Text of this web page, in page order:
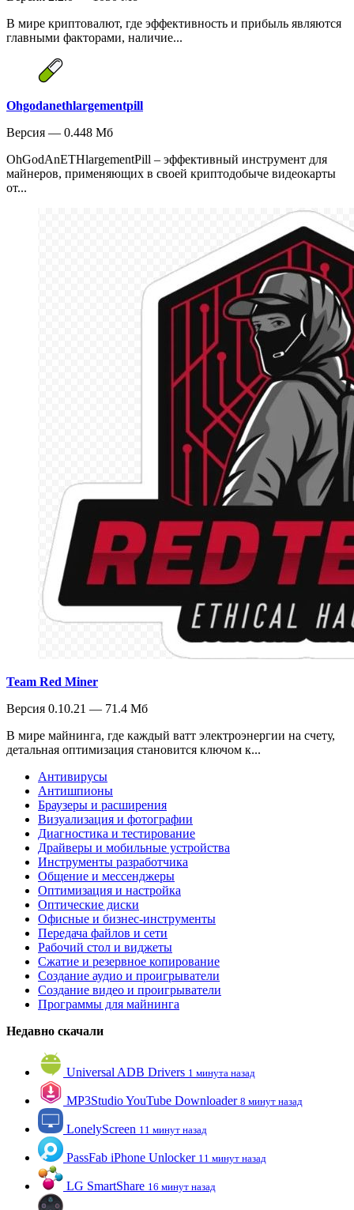
В мире криптовалют, где эффективность и прибыль являются
главными факторами, наличие...
Ohgodanethlargementpill
Версия — 0.448 Мб
OhGodAnETHlargementPill – эффективный инструмент для
майнеров, применяющих в своей криптодобыче видеокарты
от...
Team Red Miner
Версия 0.10.21 — 71.4 Мб
В мире майнинга, где каждый ватт электроэнергии на счету,
детальная оптимизация становится ключом к...
Антивирусы
Антишпионы
Браузеры и расширения
Визуализация и фотографии
Диагностика и тестирование
Драйверы и мобильные устройства
Инструменты разработчика
Общение и мессенджеры
Оптимизация и настройка
Оптические диски
Офисные и бизнес-инструменты
Передача файлов и сети
Рабочий стол и виджеты
Сжатие и резервное копирование
Создание аудио и проигрыватели
Создание видео и проигрыватели
Программы для майнинга
Недавно скачали
Universal ADB Drivers 1 минута назад
MP3Studio YouTube Downloader 8 минут назад
LonelyScreen 11 минут назад
PassFab iPhone Unlocker 11 минут назад
LG SmartShare 16 минут назад